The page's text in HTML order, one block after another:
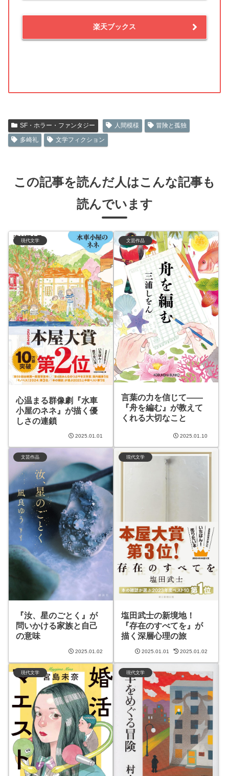
楽天ブックス
SF・ホラー・ファンタジー 人間模様
冒険と孤独
多崎礼
文学フィクション
この記事を読んだ人はこんな記事も
読んでいます
現代文学
心温まる群像劇『水車
小屋のネネ』が描く優
しさの連鎖
2025.01.01
文芸作品
言葉の力を信じて——
『舟を編む』が教えて
くれる大切なこと
2025.01.10
文芸作品
『汝、星のごとく』が
問いかける家族と自己
の意味
2025.01.02
現代文学
塩田武士の新境地！
『存在のすべてを』が
描く深層心理の旅
2025.01.01 2025.01.02
現代文学 現代文学